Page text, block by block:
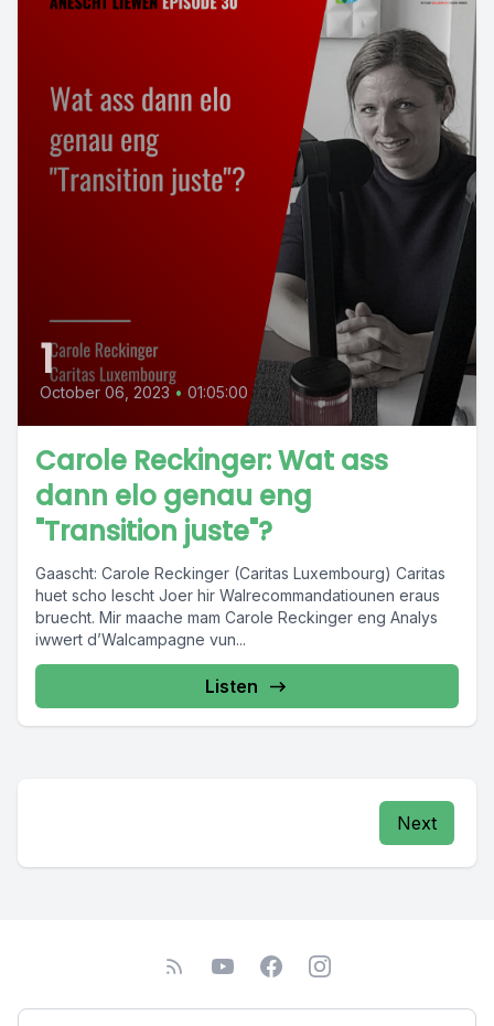
1
October 06, 2023 • 01:05:00
Carole Reckinger: Wat ass
dann elo genau eng
"Transition juste"?
Gaascht: Carole Reckinger (Caritas Luxembourg) Caritas
huet scho lescht Joer hir Walrecommandatiounen eraus
bruecht. Mir maache mam Carole Reckinger eng Analys
iwwert d’Walcampagne vun...
Listen
Next